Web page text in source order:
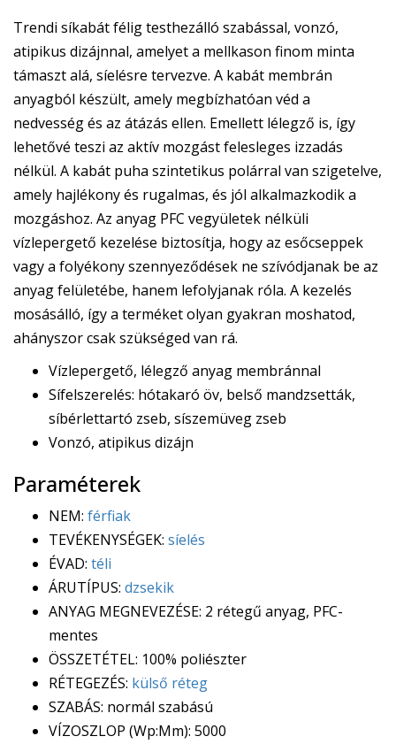
Trendi síkabát félig testhezálló szabással, vonzó,
atipikus dizájnnal, amelyet a mellkason finom minta
támaszt alá, síelésre tervezve. A kabát membrán
anyagból készült, amely megbízhatóan véd a
nedvesség és az átázás ellen. Emellett lélegző is, így
lehetővé teszi az aktív mozgást felesleges izzadás
nélkül. A kabát puha szintetikus polárral van szigetelve,
amely hajlékony és rugalmas, és jól alkalmazkodik a
mozgáshoz. Az anyag PFC vegyületek nélküli
vízlepergető kezelése biztosítja, hogy az esőcseppek
vagy a folyékony szennyeződések ne szívódjanak be az
anyag felületébe, hanem lefolyjanak róla. A kezelés
mosásálló, így a terméket olyan gyakran moshatod,
ahányszor csak szükséged van rá.
Vízlepergető, lélegző anyag membránnal
Sífelszerelés: hótakaró öv, belső mandzsetták,
síbérlettartó zseb, síszemüveg zseb
Vonzó, atipikus dizájn
Paraméterek
NEM: férfiak
TEVÉKENYSÉGEK: síelés
ÉVAD: téli
ÁRUTÍPUS: dzsekik
ANYAG MEGNEVEZÉSE: 2 rétegű anyag, PFC-
mentes
ÖSSZETÉTEL: 100% poliészter
RÉTEGEZÉS: külső réteg
SZABÁS: normál szabású
VÍZOSZLOP (Wp:Mm): 5000